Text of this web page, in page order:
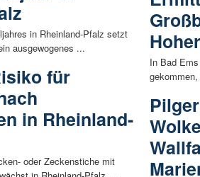
in Rheinland-Pfalz setzt
ausgewogenes ...
für
in Rheinland-
oder Zeckenstiche mit
In Bad